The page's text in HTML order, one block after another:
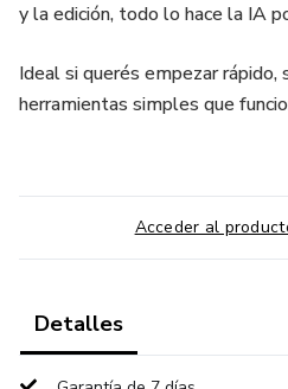
y la edición, todo lo hace la IA
Ideal si querés empezar rápido,
herramientas simples que
Acceder al
Detalles